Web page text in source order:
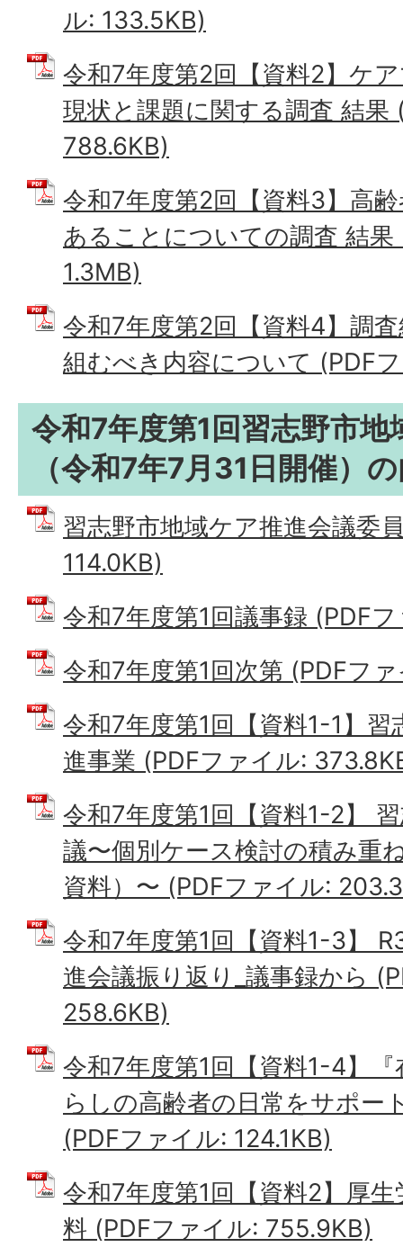
ル: 133.5KB)
令和7年度第2回【資料2】ケ
現状と課題に関する調査 結果
788.6KB)
令和7年度第2回【資料3】高
あることについての調査 結
1.3MB)
令和7年度第2回【資料4】調
組むべき内容について (PDF
令和7年度第1回習志野市地
（令和7年7月31日開催）
習志野市地域ケア推進会議委
114.0KB)
令和7年度第1回議事録 (PDF
令和7年度第1回次第 (PDFフ
令和7年度第1回【資料1-1】
進事業 (PDFファイル:
令和7年度第1回【資料1-2】
議〜個別ケース検討の積み重
資料）〜 (PDFファイル:
令和7年度第1回【資料1-3】
進会議振り返り_議事録から
258.6KB)
令和7年度第1回【資料1-4】
らしの高齢者の日常をサポー
(PDFファイル: 124.1KB)
令和7年度第1回【資料2】厚
料 (PDFファイル: 755.9KB)